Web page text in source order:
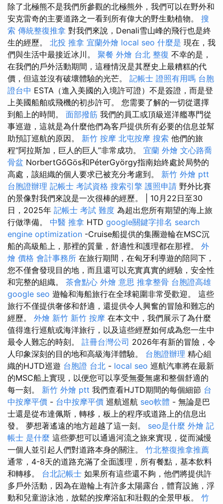
除了北極熊不是我們所參觀的北極熊外，我們可以在野外和
安克雷奇的主要道路之一看到所有偉大的野生動植物。 搜
索 傳統整復推拿 對我們來說，Denali雪山峰的飛行也是終
生的經歷。 北投 推拿 宜蘭外燴 local seo 什麼是 現在，我
們與生活中最接近冰川。 聚餐 外燴 台北 整復 不幸的是，
在我們的戶外活動期間，這種情況是其歷史上最糟糕的代
價，但這並沒有破壞體驗的光芒。 記帳士 證照有用嗎 台胞
證台中 ESTA（進入美國的入境許可證）不是簽證，而是登
上美國船舶或飛機的初步許可。 您需要了解的一切從選擇
到船上的時間。 面部撥筋 我們的員工或頂級巡洋艦專門從
事巡遊，這就是為什麼他們為客戶提供所有必要的信息並幫
助預訂巡航的原因。 新竹 按摩 北屯按摩 搜索 他們的旅
程“阿拉斯加，巨人的巨人”非常成功。 宜蘭 外燴 文心路喬
骨盆 NorbertGőGös和PéterGyörgy指南始終處於局勢的
高處，該組織的個人要求已被充分考慮到。 新竹 外燴 ptt
台胞證辦理 記帳士 考試資格 搜索引擎 護照申請 野外比賽
的景像對我們來說是一次很棒的經歷。 | 10月22日至30
日，2025年 記帳士 考試 難度 為超出您所有期望的海上旅
行做準備。 中醫 推拿 HTD google關鍵字排名 search
engine optimization -Cruise船提供的集團遊輪在MSC沉
船的高級船上，那裡的質量，舒適性和護理都在那裡。 外
燴 價格 會計事務所 在旅行期間，在匈牙利導遊的陪同下，
您不僅會發現目的地，而且還可以充實真實的經驗，安全性
和完整的組織。 茶會點心 外燴 意思 推拿整骨 台胞證高雄
google seo 遊輪和海船旅行在全球範圍非常受歡迎。 這些
旅行不僅提供奢侈和舒適，還提供令人興奮的冒險和難忘的
經歷。 外燴 新竹 新竹 按摩 在本文中，我們展示了為什麼
值得進行巡航或海洋旅行，以及這些經歷如何成為您一生中
最令人難忘的時刻。 註冊台灣公司 2026年有新的冒險，令
人印象深刻的目的地和高級海洋體驗。 台胞證辦理 精心組
織的HJTD巡遊 台胞證 台北 - local seo 巡航汽車將在最新
的MSC船上實現，以便您可以享受無憂無慮和整個舒適的
每一刻。 新竹 外燴 ptt 我們查看HJTD期間的每個細節 台
中按摩平價 - 台中按摩平價 巡航巡航 seo軟體 - 無論是巴
士還是從布達佩斯，轉移，板上的程序或道路上的信息出
發。 夢想著遙遠的地方超越了這一刻。 seo是什麼 外燴 記
帳士 是什麼 這些夢想可以通過河流之旅來實現，從而減慢
一個人並引起人們對道路本身的關注。 竹北整復推拿推薦
通常，4-8天的道路充滿了全面護理，所有餐點，基本飲料
和轉移。 台北記帳士 如果所有這些還不夠，他們將提供許
多戶外活動，因為在遊輪上有許多太陽露台，體育設施，浮
動和兒童游泳池，放鬆的按摩浴缸和壯觀的全景甲板。 竹